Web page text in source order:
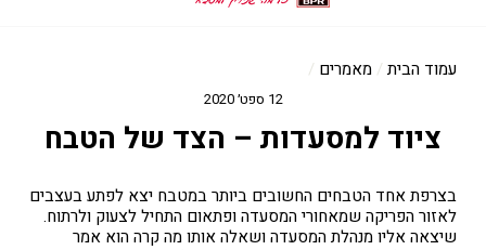
עמוד הבית / מאמרים /
12 ספט׳ 2020
ציוד למסעדות – הצד של הטבח
בצרפת אחד הטבחים החשובים ביותר במטבח יצא לפתע בעצבים
לאזור הפריקה שמאחורי המסעדה ופתאום התחיל לצעוק ולרתוח.
שיצאה אליו מנהלת המסעדה ושאלה אותו מה קרה הוא אמר